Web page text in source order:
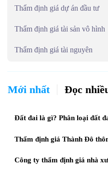
Thẩm định giá dự án đầu tư
Thẩm định giá tài sản vô hình
Thẩm định giá tài nguyên
Mới nhất Đọc
Đất đai là gì? Phân loại đất
Thẩm định giá Thành Đô
Công ty thẩm định giá nhà